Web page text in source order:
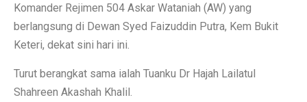
Komander Rejimen 504 Askar Wataniah (AW) yang
berlangsung di Dewan Syed Faizuddin Putra, Kem Bukit
Keteri, dekat sini hari ini.
Turut berangkat sama ialah Tuanku Dr Hajah Lailatul
Shahreen Akashah Khalil.